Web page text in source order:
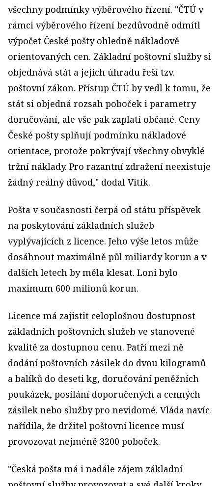
všechny podmínky výběrového řízení. "ČTÚ v
rámci výběrového řízení bezdůvodně odmítl
výpočet České pošty ohledně nákladově
orientovaných cen. Základní poštovní služby si
objednává stát a jejich úhradu řeší tzv.
poštovní zákon. Přístup ČTÚ by vedl k tomu, že
stát si objedná rozsah poboček i parametry
doručování, ale vše pak zaplatí občané. Ceny
České pošty splňují podmínku nákladové
orientace, protože pokrývají všechny obvyklé
tržní náklady. Pro razantní zdražení neexistuje
žádný reálný důvod," dodal Vitík.
Pošta v současnosti čerpá od státu příspěvek
na poskytování základních služeb
vyplývajících z licence. Jeho výše letos může
dosáhnout maximálně půl miliardy korun a v
dalších letech by měla klesat. Loni bylo
maximum 600 milionů korun.
Licence má zajistit celoplošnou dostupnost
základních poštovních služeb ve stanovené
kvalitě za dostupnou cenu. Patří mezi ně
dodání poštovních zásilek do dvou kilogramů
a balíků do deseti kg, doručování peněžních
poukázek, posílání doporučených a cenných
zásilek nebo služby pro nevidomé. Vláda navíc
nařídila, že držitel poštovní licence musí
provozovat nejméně 3200 poboček.
"Česká pošta má i nadále zájem základní